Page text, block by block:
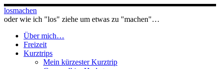
Zum
Inhalt
losmachen
oder wie ich "los" ziehe um etwas zu "machen"…
Über mich…
Freizeit
Kurztrips
Mein kürzester Kurztrip